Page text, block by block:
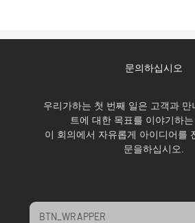
문의하십시오
우리가하는 첫 번째 일은 고객과 만
트에 대한 목표를 이야기하는
이 회의에서 자유롭게 아이디어를
문을하십시오.
BTN_WRAPPER